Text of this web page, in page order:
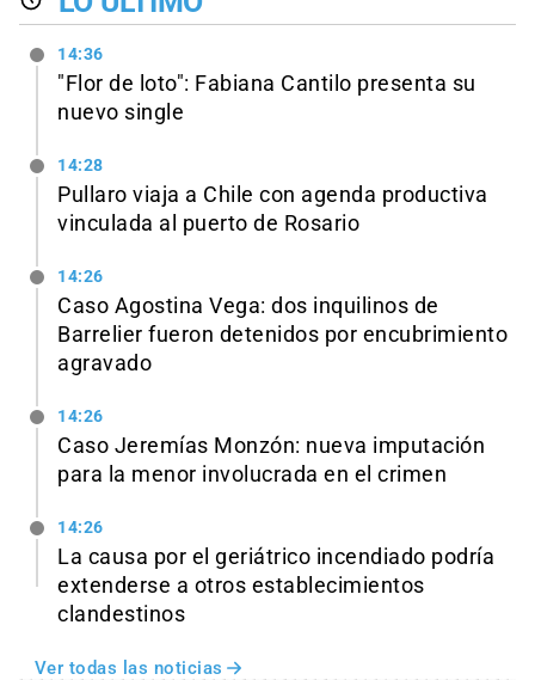
14:36
"Flor de loto": Fabiana Cantilo presenta su
nuevo single
14:28
Pullaro viaja a Chile con agenda productiva
vinculada al puerto de Rosario
14:26
Caso Agostina Vega: dos inquilinos de
Barrelier fueron detenidos por encubrimiento
agravado
14:26
Caso Jeremías Monzón: nueva imputación
para la menor involucrada en el crimen
14:26
La causa por el geriátrico incendiado podría
extenderse a otros establecimientos
clandestinos
Ver todas las noticias